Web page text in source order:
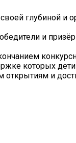
глубиной и
и
которых
открытиям и